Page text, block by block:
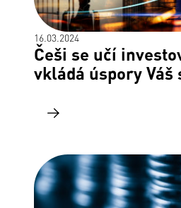
16.03.2024
Češi se učí
vkládá úspory Váš